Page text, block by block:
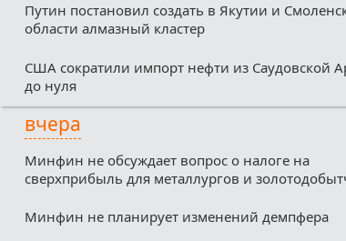
Путин постановил создать в Якутии и
области алмазный кластер
США сократили импорт нефти из Саудовской
до нуля
вчера
Минфин не обсуждает вопрос о налоге на
сверхприбыль для металлургов и
Минфин не планирует изменений демпфера